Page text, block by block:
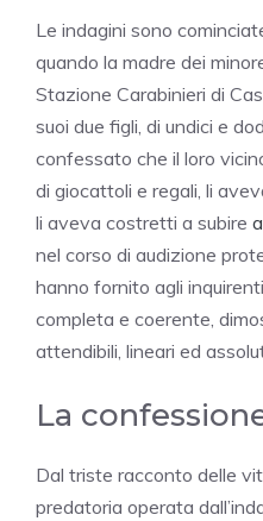
Le indagini sono
quando la madre dei
Stazione Carabinieri di
suoi due figli, di undici e
confessato che il loro
di giocattoli e regali, li
li aveva costretti a subire
nel corso di audizione
hanno fornito agli
completa e coerente,
attendibili, lineari ed
La
Dal triste racconto delle
predatoria operata